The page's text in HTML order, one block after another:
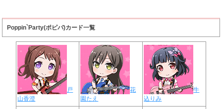
Poppin`Party(ポピパ)カード一覧
戸
山香澄
花
園たえ
牛
込りみ